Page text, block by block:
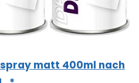
matt 400ml nach